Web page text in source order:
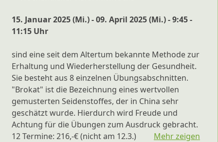
15. Januar 2025 (Mi.) - 09. April 2025 (Mi.) - 9:45 -
11:15 Uhr
sind eine seit dem Altertum bekannte Methode zur
Erhaltung und Wiederherstellung der Gesundheit.
Sie besteht aus 8 einzelnen Übungsabschnitten.
"Brokat" ist die Bezeichnung eines wertvollen
gemusterten Seidenstoffes, der in China sehr
geschätzt wurde. Hierdurch wird Freude und
Achtung für die Übungen zum Ausdruck gebracht.
12 Termine: 216,-€ (nicht am 12.3.) Mehr zeigen